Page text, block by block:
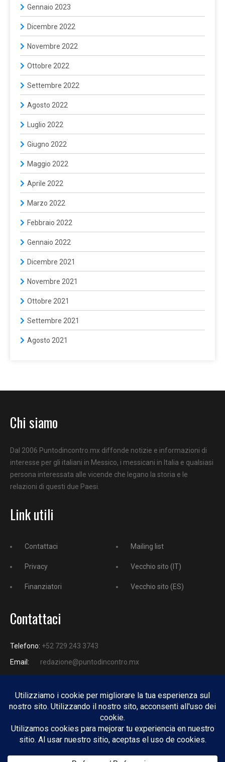
Gennaio 2023
Dicembre 2022
Novembre 2022
Ottobre 2022
Settembre 2022
Agosto 2022
Luglio 2022
Giugno 2022
Maggio 2022
Aprile 2022
Marzo 2022
Febbraio 2022
Gennaio 2022
Dicembre 2021
Novembre 2021
Ottobre 2021
Settembre 2021
Agosto 2021
Chi siamo
Dal 2006 Puntodincontro.mx diffonde notizie e informazioni di
interesse per gli italiani in Messico, i messicani in Italia e qualsiasi
persona interessata alle vicende che legano la storia e le
relazioni di questi due Paesi.
Link utili
Contattaci
Privacy
Finanziatori
Mailing list
Vecchio sito (IT)
Vecchio sito (ES)
Contattaci
Telefono: +52 729 243 3743
Email:
redazione@puntodincontro.mx
PUNTODINCONTRO